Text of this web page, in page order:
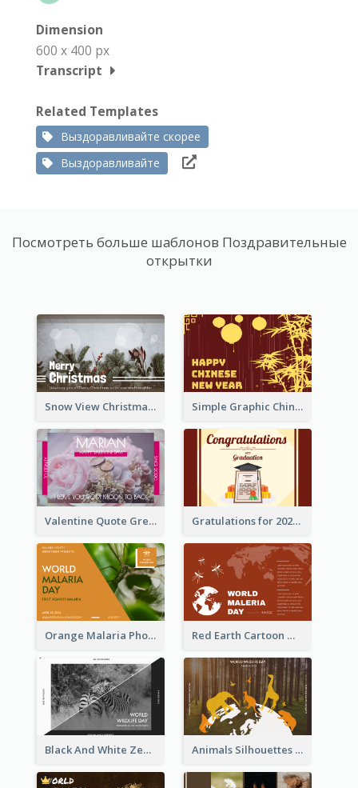
Dimension
600 x 400 px
Transcript
Related Templates
Выздоравливайте скорее
Выздоравливайте
Посмотреть больше шаблонов Поздравительные
открытки
Snow View Christmas Card With Simple Design Simple Graphic Chinese New Year In Red And Yellow
Valentine Quote Greeting Card Gratulations for 2020 Graduation Greeting Card
Orange Malaria Photo World Malaria Day Greeting Card Red Earth Cartoon World Malaria Day Greeting Card
Black And White Zebra World Wildlife Day Greeting Card Animals Silhouettes World Wildlife Day Greeting Card